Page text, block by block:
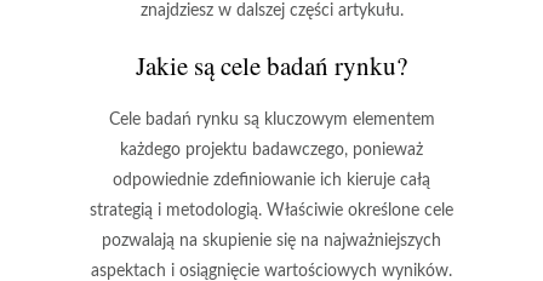
znajdziesz w dalszej części artykułu.
Jakie są cele badań rynku?
Cele badań rynku są kluczowym elementem
każdego projektu badawczego, ponieważ
odpowiednie zdefiniowanie ich kieruje całą
strategią i metodologią. Właściwie określone cele
pozwalają na skupienie się na najważniejszych
aspektach i osiągnięcie wartościowych wyników.